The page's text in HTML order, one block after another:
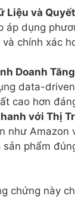
Liệu và
áp dụng
và chính xác
Doanh
data-
cao hơn
với Thị
như
sản phẩm
chứng này